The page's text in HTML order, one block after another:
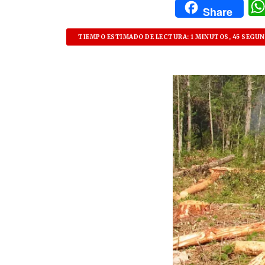
Share
TIEMPO ESTIMADO DE LECTURA: 1 MINUTOS, 45